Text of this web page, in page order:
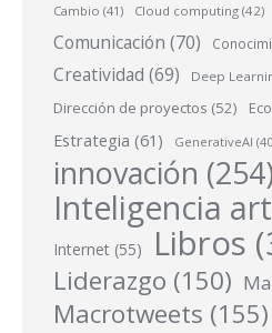
Cambio (41) Cloud computing (42)
Comunicación (70)
Creatividad (69) Deep
Dirección de proyectos (52)
Estrategia (61) GenerativeAI
innovación
Inteligencia
Internet (55) Libros
Liderazgo (150)
Macrotweets (155)